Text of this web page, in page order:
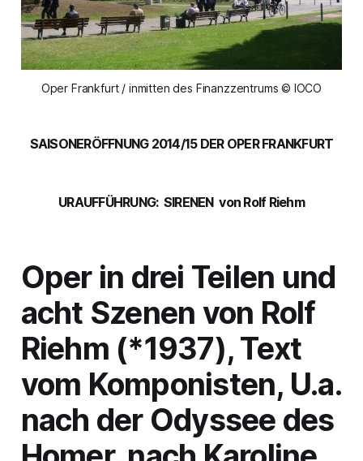
Oper Frankfurt / inmitten des Finanzzentrums © IOCO
SAISONERÖFFNUNG 2014/15 DER OPER FRANKFURT
URAUFFÜHRUNG: SIRENEN von Rolf Riehm
Oper in drei Teilen und
acht Szenen von Rolf
Riehm (*1937), Text
vom Komponisten, U.a.
nach der Odyssee des